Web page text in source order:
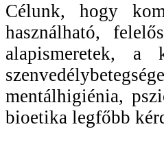
Célunk, hogy
használható,
alapismeretek, a
mentálhigiénia,
bioetika legfőbb